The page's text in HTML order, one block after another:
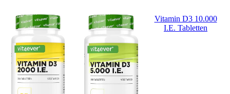
Vitamin D3 10.000
I.E. Tabletten